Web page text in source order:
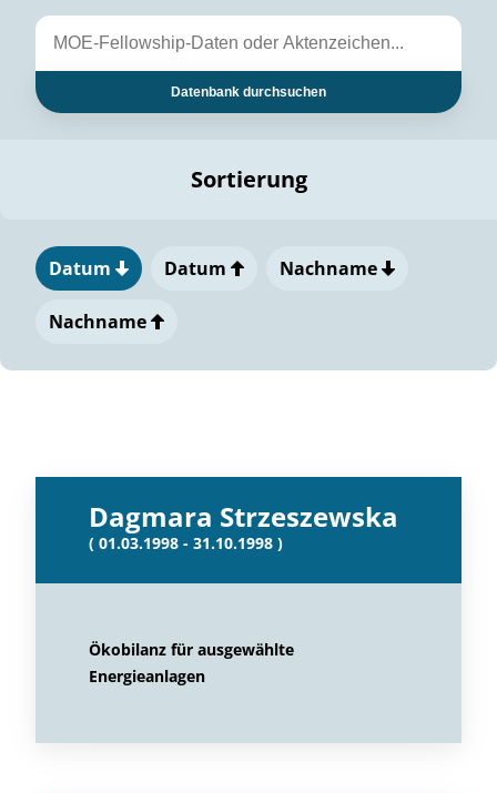
Datenbank durchsuchen
Sortierung
Datum Datum Nachname
Nachname
Dagmara Strzeszewska
( 01.03.1998 - 31.10.1998 )
Ökobilanz für ausgewählte
Energieanlagen